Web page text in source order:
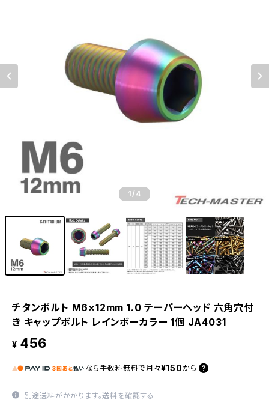
1 /4
チタンボルト M6×12mm 1.0 テーパーヘッド 六角穴付
き キャップボルト レインボーカラー 1個 JA4031
¥ 456
なら 手数料無料で 月々¥150 から
別途送料がかかります。送料を確認する